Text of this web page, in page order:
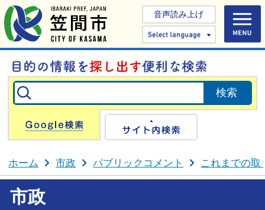
音声読み上げ
Select
Google検索
ホーム 市政 パブリックコメント これまでの取
市政